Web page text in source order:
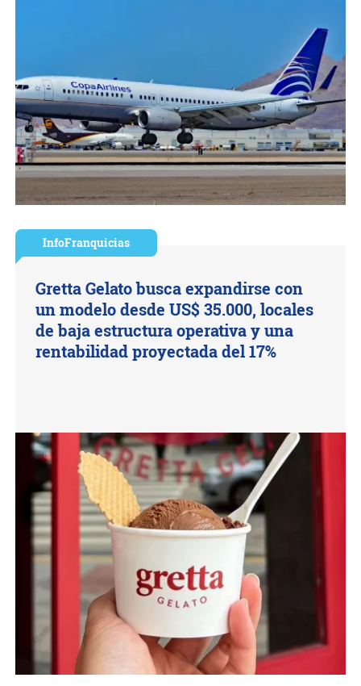
InfoFranquicias
Gretta Gelato busca expandirse con
un modelo desde US$ 35.000, locales
de baja estructura operativa y una
rentabilidad proyectada del 17%